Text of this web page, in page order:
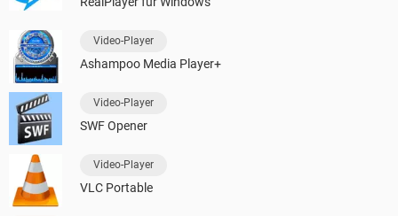
Video-Player
Ashampoo Media Player+
Video-Player
SWF Opener
Video-Player
VLC Portable